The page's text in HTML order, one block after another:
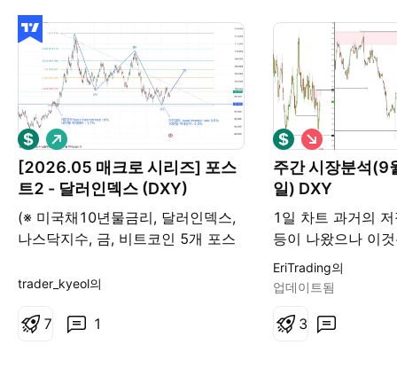
[2026.05 매크로 시리즈] 포스
트2 - 달러인덱스 (DXY)
(※ 미국채10년물금리, 달러인덱스,
나스닥지수, 금, 비트코인 5개 포스
입니다.) _____________ 최근 나스닥
비교적 최근까지도 금은 신고가를
롱
trader_kyeol의
1
7
주간 시장분석(9
일) DXY
1일 차트 과거의
등이 나왔으나 이
되돌림으로 해석
차트 직전의 매물
에 저항 구간을 설
숏
EriTrading의
업데이트됨
3